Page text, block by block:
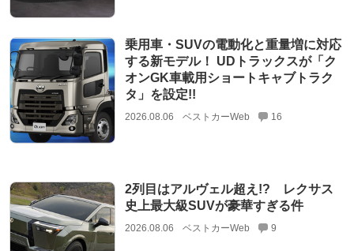
乗用車・SUVの電動化と重量増に対応
する新モデル！ UDトラックスが「ク
オンGK車載用ショートキャブトラク
タ」を設定!!
2026.08.06 ベストカーWeb 16
2列目はアルヴェル超え!? レクサス
史上最大級SUVが豪華すぎる件
2026.08.06 ベストカーWeb 9